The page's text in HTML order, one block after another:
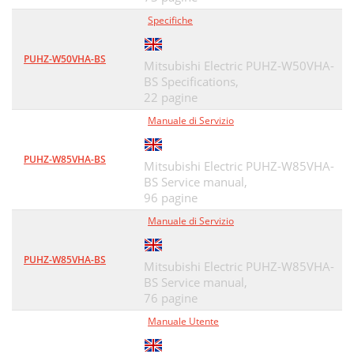
PUHZ-W50VHA-BS
Specifiche
Mitsubishi Electric PUHZ-W50VHA-
BS Specifications,
22 pagine
PUHZ-W85VHA-BS
Manuale di Servizio
Mitsubishi Electric PUHZ-W85VHA-
BS Service manual,
96 pagine
PUHZ-W85VHA-BS
Manuale di Servizio
Mitsubishi Electric PUHZ-W85VHA-
BS Service manual,
76 pagine
Manuale Utente